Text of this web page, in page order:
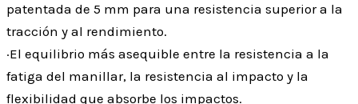
patentada de 5 mm para una resistencia superior a la
tracción y al rendimiento.
·El equilibrio más asequible entre la resistencia a la
fatiga del manillar, la resistencia al impacto y la
flexibilidad que absorbe los impactos.